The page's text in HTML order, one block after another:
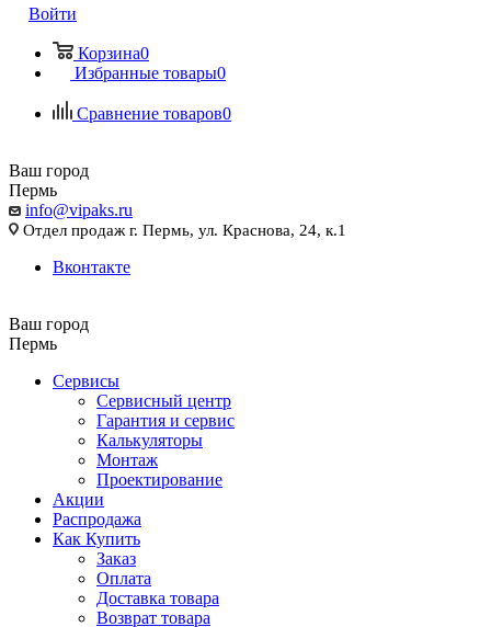
Войти
Корзина0
Избранные товары0
Сравнение товаров0
Ваш город
Пермь
info@vipaks.ru
Отдел продаж г. Пермь, ул. Краснова, 24, к.1
Вконтакте
Ваш город
Пермь
Сервисы
Сервисный центр
Гарантия и сервис
Калькуляторы
Монтаж
Проектирование
Акции
Распродажа
Как Купить
Заказ
Оплата
Доставка товара
Возврат товара